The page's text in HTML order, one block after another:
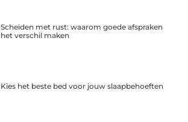
Scheiden met rust: waarom goede afspraken
het verschil maken
Kies het beste bed voor jouw slaapbehoeften